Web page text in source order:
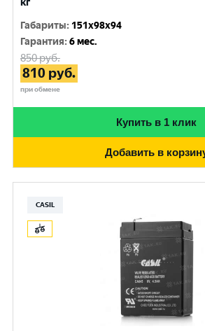
Габариты: 151x98x94
Гарантия:6 мес.
850руб.
810 руб.
при обмене
Купить в 1 клик
Добавить в
CASIL